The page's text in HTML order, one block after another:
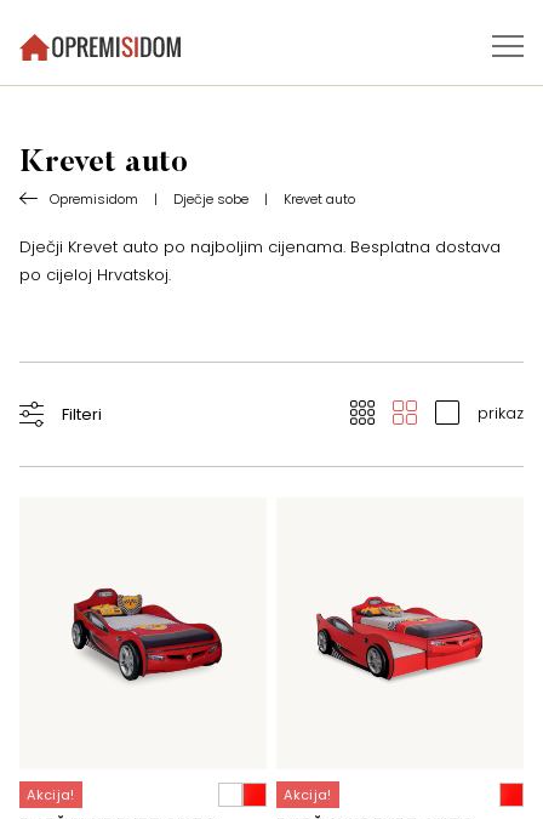
Krevet auto
Opremisidom | Dječje sobe | Krevet auto
Dječji Krevet auto po najboljim cijenama. Besplatna dostava
po cijeloj Hrvatskoj.
Akcija! Akcija!
Filteri prikaz